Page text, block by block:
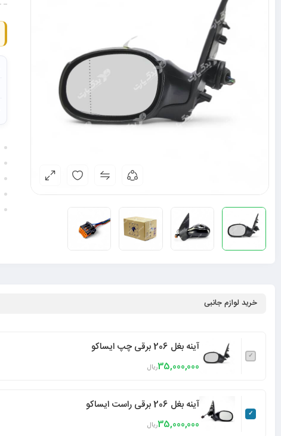
خرید لوازم جانبی
آینه بغل 206 برقی چپ ایساکو
35,000,000ریال
آینه بغل 206 برقی راست ایساکو
35,000,000ریال